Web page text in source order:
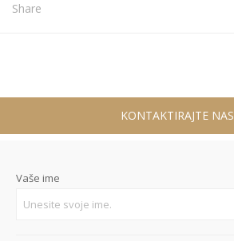
Share
KONTAKTIRAJTE NAS
Vaše ime